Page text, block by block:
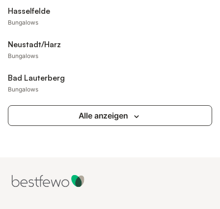
Hasselfelde
Bungalows
Neustadt/Harz
Bungalows
Bad Lauterberg
Bungalows
Alle anzeigen